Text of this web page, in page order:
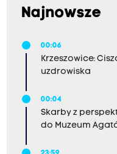
Najnowsze
00:06
Krzeszowice:
uzdrowiska
00:04
Skarby z
do Muzeum